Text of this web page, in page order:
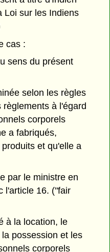
Loi sur les Indiens
cas :
sens du présent
selon les règles
règlements à l'égard
corporels
a fabriqués,
et qu'elle a
par le ministre en
l'article 16. ("fair
à la location, le
possession et les
corporels